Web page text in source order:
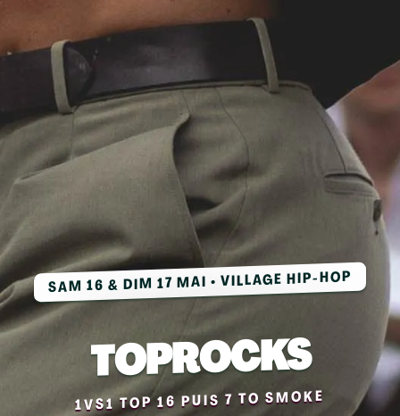
SAM 16 & DIM 17 MAI • VILLAGE HIP-HOP
TOPROCKS
1VS1 TOP 16 PUIS 7 TO SMOKE